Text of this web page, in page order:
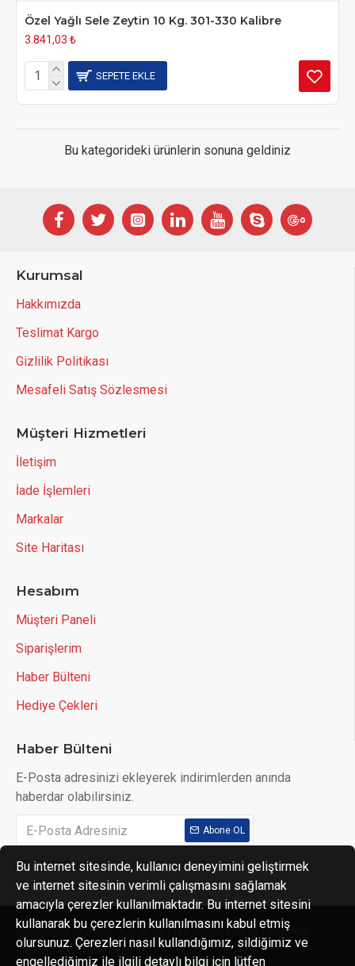
Özel Yağlı Sele Zeytin 10 Kg. 301-330 Kalibre
3.841,03 ₺
SEPETE EKLE
Bu kategorideki ürünlerin sonuna geldiniz
Kurumsal
Hakkımızda
Teslimat Kargo
Gizlilik Politikası
Mesafeli Satış Sözlesmesi
Müşteri Hizmetleri
İletişim
İade İşlemleri
Markalar
Site Haritası
Hesabım
Müşteri Paneli
Siparişlerim
Haber Bülteni
Hediye Çekleri
Haber Bülteni
E-Posta adresinizi ekleyerek indirimlerden anında
haberdar olabilirsiniz.
Abone OL
Gizlilik Politikası 'ni okudum ve kabul ediyorum.
Copyright © 2022, Koral Zeytin, Bütün Hakları Saklıdır.
Design By 3nDizayn.NET
Bu internet sitesinde, kullanıcı deneyimini geliştirmek
ve internet sitesinin verimli çalışmasını sağlamak
amacıyla çerezler kullanılmaktadır. Bu internet sitesini
kullanarak bu çerezlerin kullanılmasını kabul etmiş
olursunuz. Çerezleri nasıl kullandığımız, sildiğimiz ve
engellediğimiz ile ilgili detaylı bilgi için lütfen